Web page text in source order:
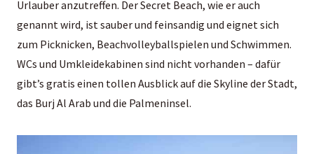
Urlauber anzutreffen. Der Secret Beach, wie er auch
genannt wird, ist sauber und feinsandig und eignet sich
zum Picknicken, Beachvolleyballspielen und Schwimmen.
WCs und Umkleidekabinen sind nicht vorhanden – dafür
gibt’s gratis einen tollen Ausblick auf die Skyline der Stadt,
das Burj Al Arab und die Palmeninsel.